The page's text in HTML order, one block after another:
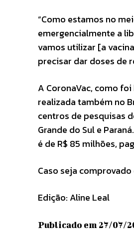
“Como estamos no
emergencialmente a
vamos utilizar [a
precisar dar doses de
A CoronaVac, como
realizada também no
centros de pesquisas
Grande do Sul e
é de R$ 85 milhões,
Caso seja
Edição: Aline Leal
Publicado em 27/07/